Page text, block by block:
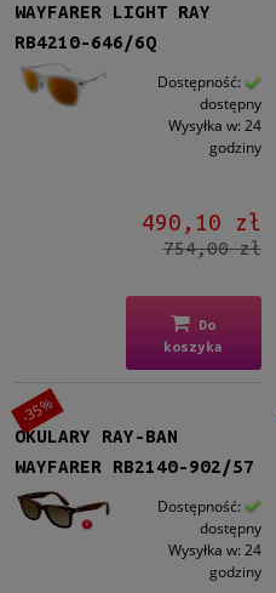
Czerwony/Bordowy
(5)
więcej
Kolor soczewki
Tak
Rodzaj
WAYFARER LIGHT RAY
RB4210-646/6Q
Dostępność:
dostępny
Wysyłka w: 24
godziny
490,10 zł
754,00 zł
Do
koszyka
OKULARY RAY-BAN
WAYFARER RB2140-902/57
Dostępność:
dostępny
Wysyłka w: 24
godziny
-35%